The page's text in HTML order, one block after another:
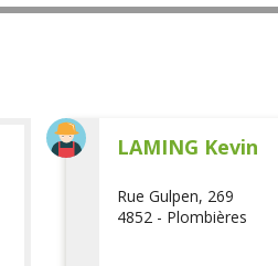
LAMING Kevin
Rue Gulpen, 269
4852 - Plombières